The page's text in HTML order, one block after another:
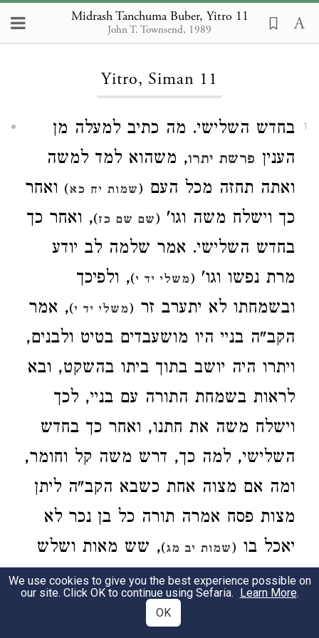
Midrash Tanchuma Buber, Yitro 11
John T. Townsend, 1989
Loading...
Yitro, Siman 11
1
בחדש השלישי. מה כתיב למעלה מן
הענין פרשת יתרו, משהוא למד למשה
ואתה תחזה מכל העם (שמות יח כא) ואחר
כך וישלח משה וגו' (שם שם כז), ואחר כך
בחדש השלישי. אמר שלמה לב יודע
מרת נפשו וגו' (משלי יד י), ולפיכך
ובשמחתו לא יתערב זר (משלי יד י), אמר
הקב"ה בניי היו מושעבדים בטיט ולבנים,
ויתרו היה יושב בתוך ביתו בהשקט, ובא
לראות בשמחת התורה עם בניי, לכך
וישלח משה את חתנו, ואחר כך בחדש
השלישי, למה כך, דרש משה קל וחומר,
ומה אם מצוה אחת כשבא הקב"ה ליתן
מצות פסח אמרה תורה כל בן נכר לא
יאכל בו (שמות יב מג), שש מאות ושלש
עשרה מצות שרוצה ליתן לישראל, יהא
יתרו כאן ויראה אותם, לפיכך וישלח
We use cookies to give you the best experience possible on
our site. Click OK to continue using Sefaria. Learn More.
OK